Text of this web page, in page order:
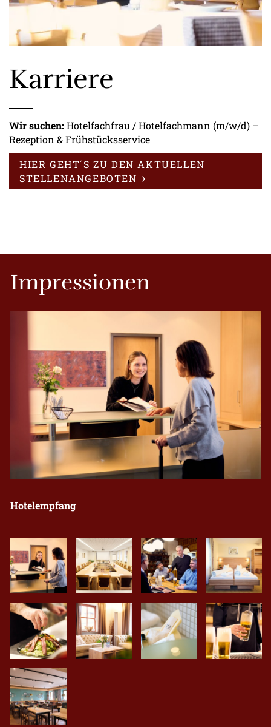
Karriere
Wir suchen: Hotelfachfrau / Hotelfachmann (m/w/d) –
Rezeption & Frühstücksservice
HIER GEHT´S ZU DEN AKTUELLEN
STELLENANGEBOTEN
Impressionen
Hotelempfang